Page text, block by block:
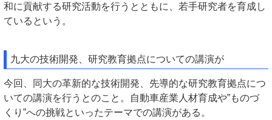
和に貢献する研究活動を行うとともに、若手研究者を育成し
ているという。
九大の技術開発、研究教育拠点についての講演が
今回、同大の革新的な技術開発、先導的な研究教育拠点につ
いての講演を行うとのこと。自動車産業人材育成や”ものづ
くり”への挑戦といったテーマでの講演がある。